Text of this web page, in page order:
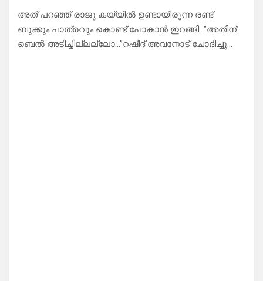
അത് പറഞ്ഞ് രാജു കയ്യിൽ ഉണ്ടായിരുന്ന രണ്ട്
ബുക്കും പാത്രവും കൊണ്ട് പോകാൻ ഇറങ്ങി…”അതിന്
ബെൽ അടിച്ചില്ലല്ലോ…”റഷീദ് അവനോട് ചോദിച്ചു…